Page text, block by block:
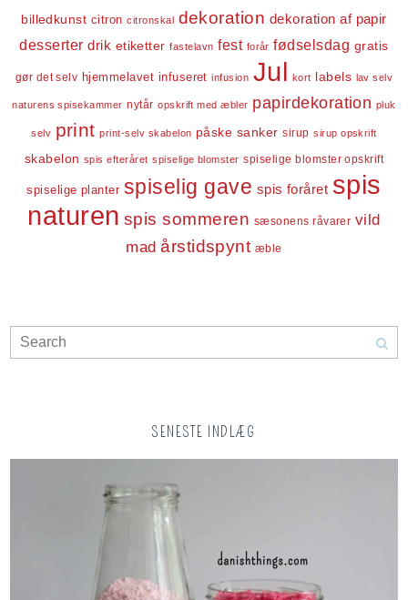
billedkunst citron citronskal dekoration dekoration af papir
desserter drik etiketter fastelavn fest forår fødselsdag gratis
gør det selv hjemmelavet infuseret infusion Jul kort labels lav selv
naturens spisekammer nytår opskrift med æbler papirdekoration pluk
selv print print-selv skabelon påske sanker sirup sirup opskrift
skabelon spis efteråret spiselige blomster spiselige blomster opskrift
spiselige planter spiselig gave spis foråret spis
naturen spis sommeren sæsonens råvarer vild
mad årstidspynt æble
SENESTE INDLÆG